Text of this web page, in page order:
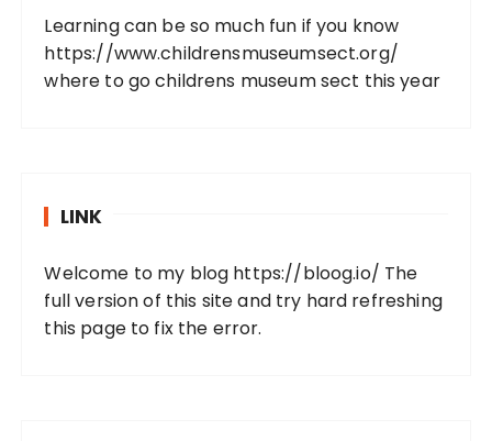
Learning can be so much fun if you know
https://www.childrensmuseumsect.org/
where to go childrens museum sect this year
LINK
Welcome to my blog https://bloog.io/ The
full version of this site and try hard refreshing
this page to fix the error.